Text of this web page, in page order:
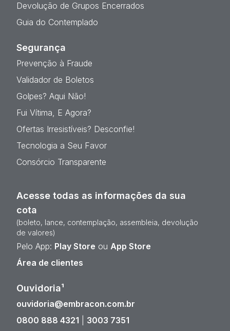
Devolução de Grupos Encerrados
Guia do Contemplado
Segurança
Prevenção à Fraude
Validador de Boletos
Golpes? Aqui Não!
Fui Vítima, E Agora?
Ofertas Irresistíveis? Desconfie!
Tecnologia a Seu Favor
Consórcio Transparente
Acesse todas as informações da sua
cota
(boleto, lance, contemplação, assembleia, devolução
de valores)
Pelo App: Play Store ou App Store
Área de clientes
Ouvidoria¹
ouvidoria@embracon.com.br
0800 888 4321
3003 7351